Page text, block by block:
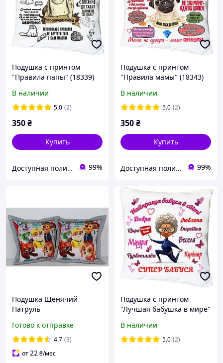
Подушка с принтом
"Правила папы" (18339)
В наличии
5.0 (2)
350₴
Купить
Доступная полиграфия в городе Кропивницком 99%
Подушка с принтом
"Правила мамы" (18343)
В наличии
5.0 (2)
350₴
Купить
Доступная полиграфия в городе Кропивницком 99%
Подушка Щенячий
Патруль
Готово к отправке
4.7 (3)
от22₴/мес
Подушка с принтом
"Лучшая бабушка в мире"
В наличии
5.0 (2)